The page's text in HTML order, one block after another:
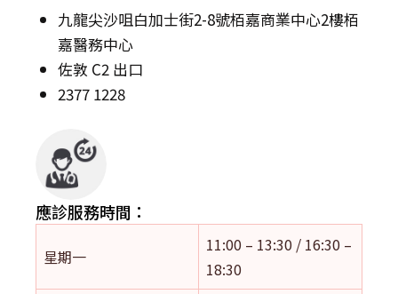
九龍尖沙咀白加士街2-8號栢嘉商業中心2樓栢
嘉醫務中心
佐敦 C2 出口
2377 1228
應診服務時間：
星期一
11:00 – 13:30 / 16:30 –
18:30